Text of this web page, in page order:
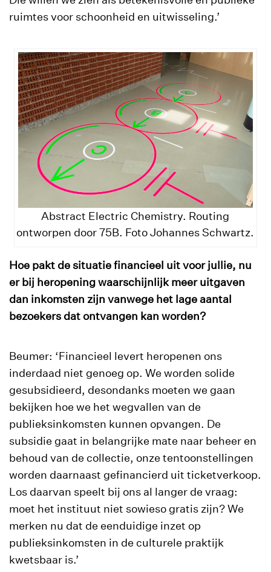
ruimtes voor schoonheid en uitwisseling.’
Abstract Electric Chemistry. Routing
ontworpen door 75B. Foto Johannes Schwartz.
Hoe pakt de situatie financieel uit voor jullie, nu
er bij heropening waarschijnlijk meer uitgaven
dan inkomsten zijn vanwege het lage aantal
bezoekers dat ontvangen kan worden?
Beumer: ‘Financieel levert heropenen ons
inderdaad niet genoeg op. We worden solide
gesubsidieerd, desondanks moeten we gaan
bekijken hoe we het wegvallen van de
publieksinkomsten kunnen opvangen. De
subsidie gaat in belangrijke mate naar beheer en
behoud van de collectie, onze tentoonstellingen
worden daarnaast gefinancierd uit ticketverkoop.
Los daarvan speelt bij ons al langer de vraag:
moet het instituut niet sowieso gratis zijn? We
merken nu dat de eenduidige inzet op
publieksinkomsten in de culturele praktijk
kwetsbaar is.’